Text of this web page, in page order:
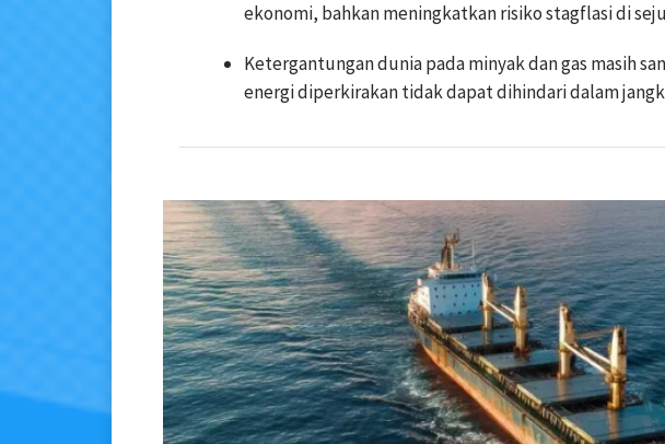
ekonomi, bahkan meningkatkan risiko stagflasi di
Ketergantungan dunia pada minyak dan gas masih
energi diperkirakan tidak dapat dihindari dalam